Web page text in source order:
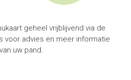
geheel vrijblijvend via de
voor advies en meer informatie
uw pand.